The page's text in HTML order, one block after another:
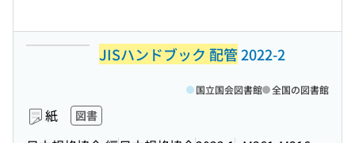
JISハンドブック 配管2022-2
紙 図書
国立国会図書館 全国の図書館